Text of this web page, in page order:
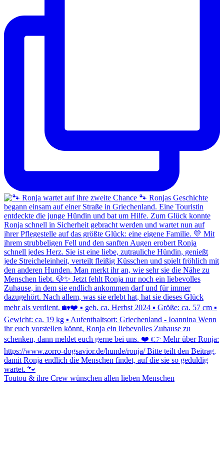
Toutou & ihre Crew wünschen allen lieben Menschen